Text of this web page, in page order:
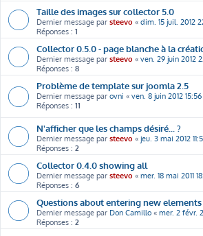
Taille des images sur collector 5.0
Dernier message par steevo « dim. 15 juil. 2012
Réponses : 1
Collector 0.5.0 - page blanche à la
Dernier message par steevo « ven. 29 juin 2012
Réponses : 8
Problème de template sur joomla 2.5
Dernier message par ovni « ven. 8 juin 2012 15:56
Réponses : 11
N'afficher que les champs désiré... ?
Dernier message par steevo « jeu. 3 mai 2012
Réponses : 2
Collector 0.4.0 showing all
Dernier message par steevo « mer. 18 mai 2011
Réponses : 6
Questions about entering new
Dernier message par Don Camillo « mer. 2 févr.
Réponses : 2